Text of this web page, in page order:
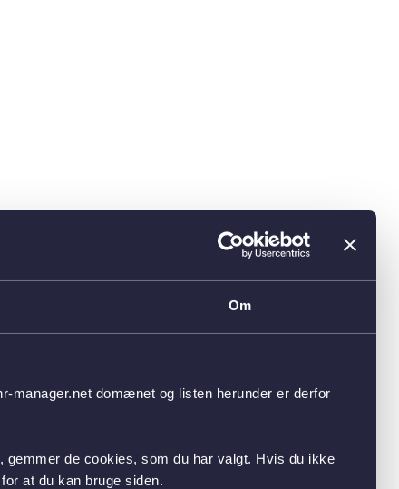
Om
manager.net domænet og listen herunder er derfor
gemmer de cookies, som du har valgt. Hvis du ikke
at du kan bruge siden.